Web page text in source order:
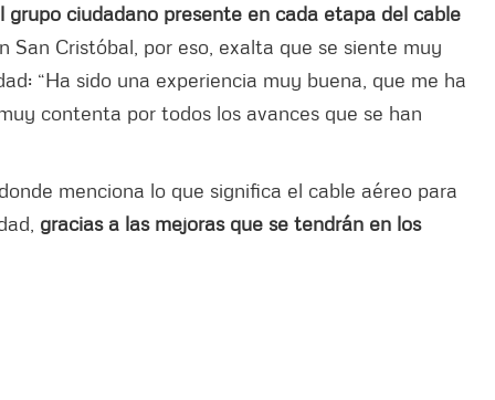
ciudadano presente en cada etapa del cable
San Cristóbal, por eso, exalta que se siente muy
“Ha sido una experiencia muy buena, que me ha
contenta por todos los avances que se han
menciona lo que significa el cable aéreo para
gracias a las mejoras que se tendrán en los